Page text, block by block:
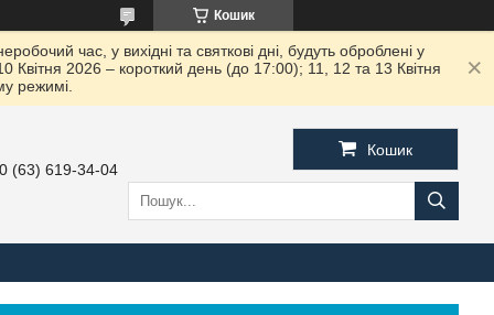
Кошик
час, у вихідні та святкові дні, будуть оброблені у
2026 – короткий день (до 17:00); 11, 12 та 13 Квітня
режимі.
(63) 619-34-04
Кошик